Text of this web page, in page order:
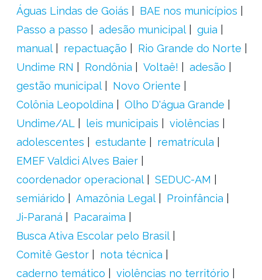
Águas Lindas de Goiás
BAE nos municípios
Passo a passo
adesão municipal
guia
manual
repactuação
Rio Grande do Norte
Undime RN
Rondônia Voltaê!
adesão
gestão municipal
Novo Oriente
Colônia Leopoldina
Olho D'água Grande
Undime/AL
leis municipais
violências
adolescentes
estudante
rematrícula
EMEF Valdici Alves Baier
coordenador operacional
SEDUC-AM
semiárido
Amazônia Legal
Proinfância
Ji-Paraná
Pacaraima
Busca Ativa Escolar pelo Brasil
Comitê Gestor
nota técnica
caderno temático
violências no território